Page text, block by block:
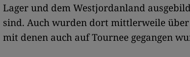
Lager und dem Westjordanland
sind. Auch wurden dort mittlerweile
mit denen auch auf Tournee gegangen